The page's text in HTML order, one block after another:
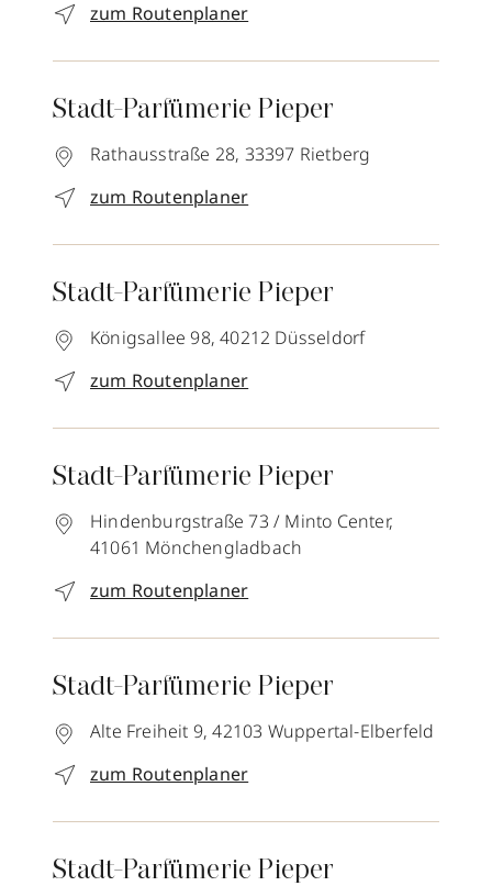
zum Routenplaner
Stadt-Parfümerie Pieper
Rathausstraße 28, 33397 Rietberg
zum Routenplaner
Stadt-Parfümerie Pieper
Königsallee 98, 40212 Düsseldorf
zum Routenplaner
Stadt-Parfümerie Pieper
Hindenburgstraße 73 / Minto Center,
41061 Mönchengladbach
zum Routenplaner
Stadt-Parfümerie Pieper
Alte Freiheit 9, 42103 Wuppertal-Elberfeld
zum Routenplaner
Stadt-Parfümerie Pieper